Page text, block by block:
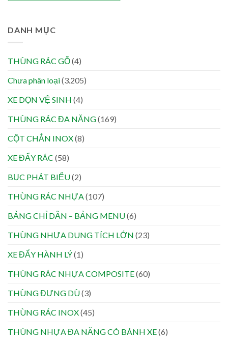
DANH MỤC
THÙNG RÁC GỖ(4)
Chưa phân loại(3.205)
XE DỌN VỆ SINH (4)
THÙNG RÁC ĐA NĂNG(169)
CỘT CHẮN INOX(8)
XE ĐẨY RÁC (58)
BỤC PHÁT BIỂU(2)
THÙNG RÁC NHỰA(107)
BẢNG CHỈ DẪN – BẢNG MENU(6)
THÙNG NHỰA DUNG TÍCH LỚN (23)
XE ĐẨY HÀNH LÝ(1)
THÙNG RÁC NHỰA COMPOSITE(60)
THÙNG ĐỰNG DÙ(3)
THÙNG RÁC INOX(45)
THÙNG NHỰA ĐA NĂNG CÓ BÁNH XE(6)